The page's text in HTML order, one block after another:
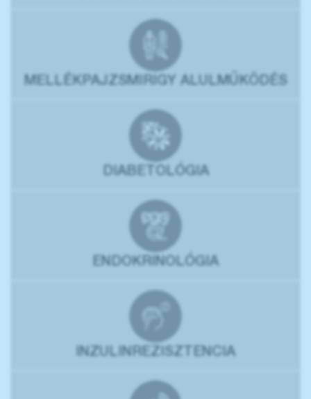
MELLÉKPAJZSMIRIGY ALULMŰKÖDÉS
DIABETOLÓGIA
ENDOKRINOLÓGIA
INZULINREZISZTENCIA